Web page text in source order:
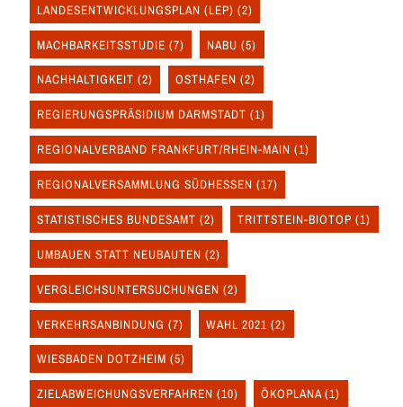
LANDESENTWICKLUNGSPLAN (LEP) (2)
MACHBARKEITSSTUDIE (7) NABU (5)
NACHHALTIGKEIT (2) OSTHAFEN (2)
REGIERUNGSPRÄSIDIUM DARMSTADT (1)
REGIONALVERBAND FRANKFURT/RHEIN-MAIN (1)
REGIONALVERSAMMLUNG SÜDHESSEN (17)
STATISTISCHES BUNDESAMT (2) TRITTSTEIN-BIOTOP (1)
UMBAUEN STATT NEUBAUTEN (2)
VERGLEICHSUNTERSUCHUNGEN (2)
VERKEHRSANBINDUNG (7) WAHL 2021 (2)
WIESBADEN DOTZHEIM (5)
ZIELABWEICHUNGSVERFAHREN (10) ÖKOPLANA(1)